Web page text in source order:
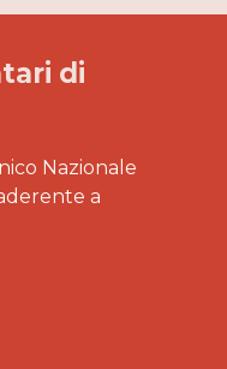
di
Nazionale
a